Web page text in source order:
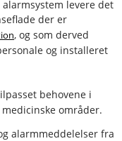
levere det
der er
, og som derved
og installeret
behovene i
områder.
alarmmeddelelser fra